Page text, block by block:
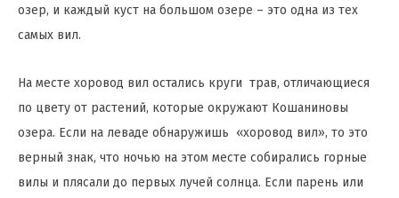
озер, и каждый куст на большом озере – это одна из тех
самых вил.
На месте хоровод вил остались круги трав, отличающиеся
по цвету от растений, которые окружают Кошаниновы
озера. Если на леваде обнаружишь «хоровод вил», то это
верный знак, что ночью на этом месте собирались горные
вилы и плясали до первых лучей солнца. Если парень или